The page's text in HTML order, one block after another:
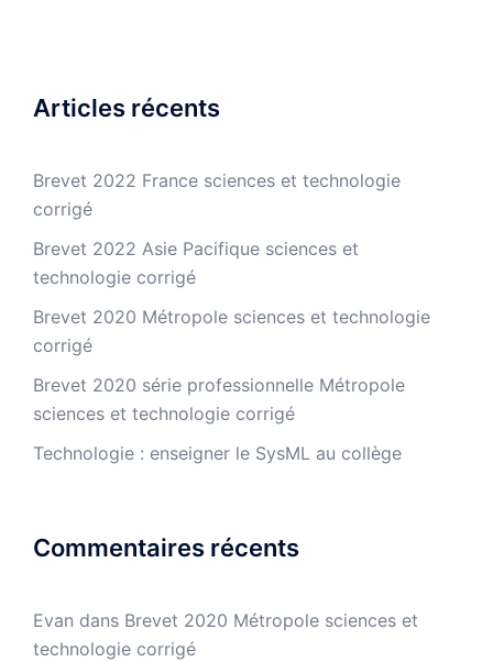
Articles récents
Brevet 2022 France sciences et technologie
corrigé
Brevet 2022 Asie Pacifique sciences et
technologie corrigé
Brevet 2020 Métropole sciences et technologie
corrigé
Brevet 2020 série professionnelle Métropole
sciences et technologie corrigé
Technologie : enseigner le SysML au collège
Commentaires récents
Evan dans Brevet 2020 Métropole sciences et
technologie corrigé